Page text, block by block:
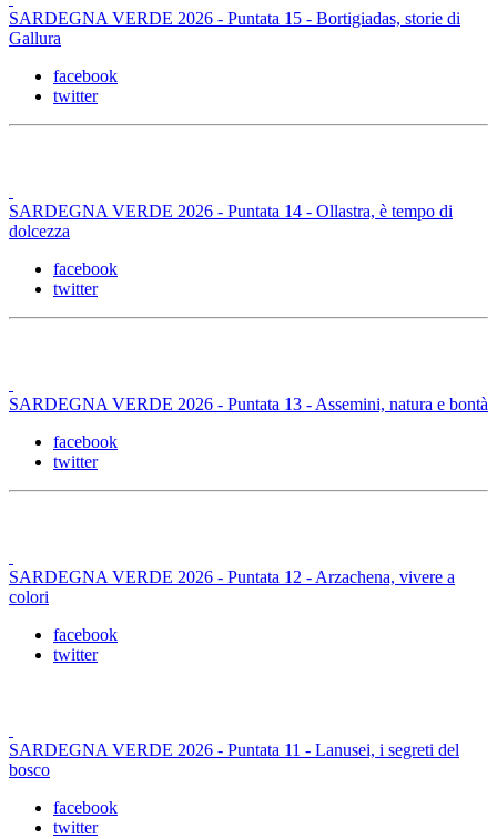
SARDEGNA VERDE 2026 - Puntata 15 - Bortigiadas, storie di
Gallura
facebook
twitter
SARDEGNA VERDE 2026 - Puntata 14 - Ollastra, è tempo di
dolcezza
facebook
twitter
SARDEGNA VERDE 2026 - Puntata 13 - Assemini, natura e bontà
facebook
twitter
SARDEGNA VERDE 2026 - Puntata 12 - Arzachena, vivere a
colori
facebook
twitter
SARDEGNA VERDE 2026 - Puntata 11 - Lanusei, i segreti del
bosco
facebook
twitter